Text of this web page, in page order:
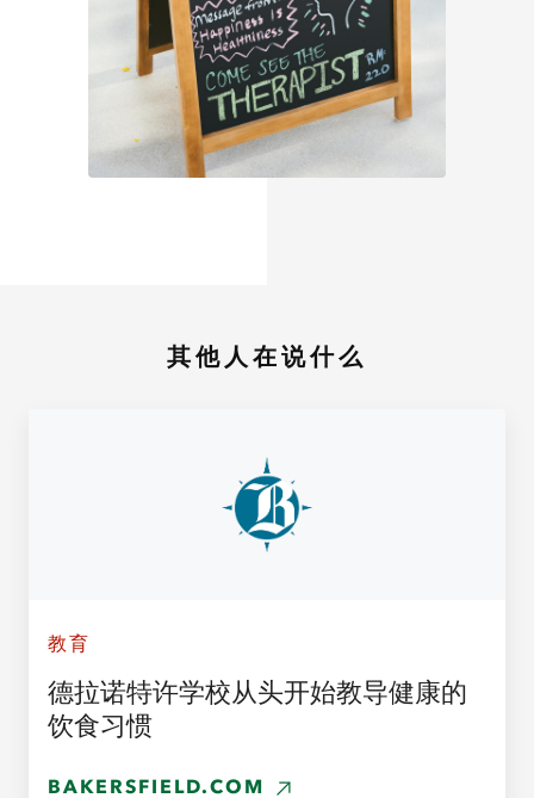
其他人在说什么
教育
德拉诺特许学校从头开始教导健康的
饮食习惯
BAKERSFIELD.COM